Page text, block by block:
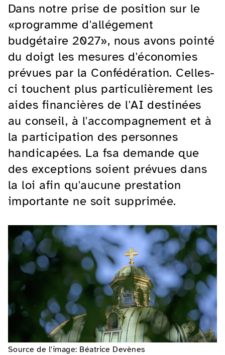
Dans notre prise de position sur le
«programme d'allégement
budgétaire 2027», nous avons pointé
du doigt les mesures d'économies
prévues par la Confédération. Celles-
ci touchent plus particulièrement les
aides financières de l'AI destinées
au conseil, à l'accompagnement et à
la participation des personnes
handicapées. La fsa demande que
des exceptions soient prévues dans
la loi afin qu'aucune prestation
importante ne soit supprimée.
Source de l'image: Béatrice Devènes